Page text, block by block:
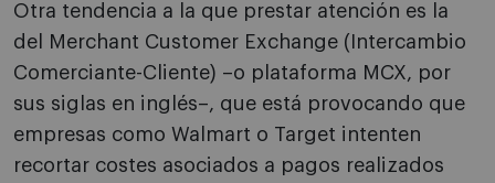
Otra tendencia a la que prestar atención es la
del Merchant Customer Exchange (Intercambio
Comerciante-Cliente) –o plataforma MCX, por
sus siglas en inglés–, que está provocando que
empresas como Walmart o Target intenten
recortar costes asociados a pagos realizados